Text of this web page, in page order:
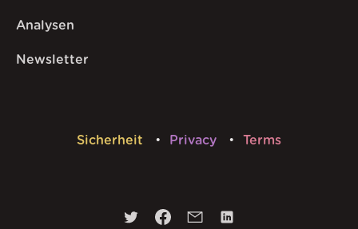
Analysen
Newsletter
Sicherheit Privacy Terms